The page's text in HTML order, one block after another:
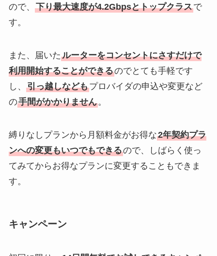
ので、 下り最大速度が4.2Gbpsとトップクラスで
す。
また、届いたルーターをコンセントにさすだけで
利用開始することができるのでとても手軽です
し、 引っ越しなどもプロバイダの申込や変更など
の手間がかかりません。
縛りなしプランから月額料金がお得な2年契約プラ
ンへの変更もいつでもできるので、しばらく使っ
てみてからお得なプランに変更することもできま
す。
キャンペーン